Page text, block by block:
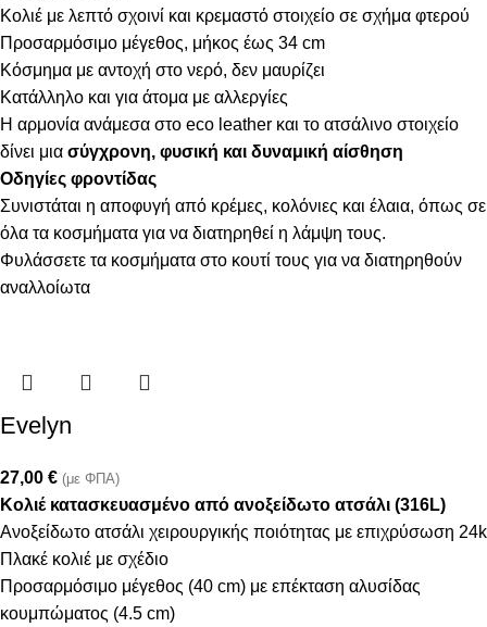
Κολιέ με λεπτό σχοινί και κρεμαστό στοιχείο σε σχήμα φτερού
Προσαρμόσιμο μέγεθος, μήκος έως 34 cm
Κόσμημα με αντοχή στο νερό, δεν μαυρίζει
Κατάλληλο και για άτομα με αλλεργίες
Η αρμονία ανάμεσα στο eco leather και το ατσάλινο στοιχείο
δίνει μια σύγχρονη, φυσική και δυναμική αίσθηση
Οδηγίες φροντίδας
Συνιστάται η αποφυγή από κρέμες, κολόνιες και έλαια, όπως σε
όλα τα κοσμήματα για να διατηρηθεί η λάμψη τους.
Φυλάσσετε τα κοσμήματα στο κουτί τους για να διατηρηθούν
αναλλοίωτα
Evelyn
27,00 € (με ΦΠΑ)
Κολιέ κατασκευασμένο από ανοξείδωτο ατσάλι (316L)
Ανοξείδωτο ατσάλι χειρουργικής ποιότητας με επιχρύσωση 24k
Πλακέ κολιέ με σχέδιο
Προσαρμόσιμο μέγεθος (40 cm) με επέκταση αλυσίδας
κουμπώματος (4.5 cm)